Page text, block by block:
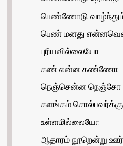
பெண்ணோடு
பெண் மனது
புரியவில்லையோ
கண் என்ன கண்ணோ
நெஞ்சென்ன நெஞ்சோ
களங்கம் சொல்பவர்க்கு
உள்ளமில்லையோ
ஆதாரம் நூறென்று